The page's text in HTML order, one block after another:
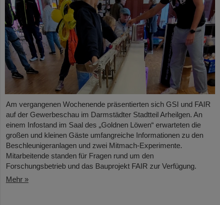
Am vergangenen Wochenende präsentierten sich GSI und FAIR
auf der Gewerbeschau im Darmstädter Stadtteil Arheilgen. An
einem Infostand im Saal des „Goldnen Löwen“ erwarteten die
großen und kleinen Gäste umfangreiche Informationen zu den
Beschleunigeranlagen und zwei Mitmach-Experimente.
Mitarbeitende standen für Fragen rund um den
Forschungsbetrieb und das Bauprojekt FAIR zur Verfügung.
Mehr »